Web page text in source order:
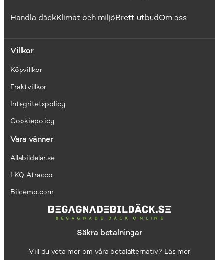
Handla däckKlimat och miljöBrett utbudOm oss
Villkor
Köpvillkor
Fraktvillkor
Integritetspolicy
Cookiepolicy
Våra vänner
Allabildelar.se
LKQ Atracco
Bildemo.com
Säkra betalningar
Vill du veta mer om våra betalalternativ? Läs mer